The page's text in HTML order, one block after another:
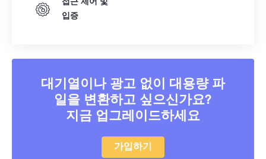
접근 제어 및
입증
대기열이나 광고 없이 대용량 파
일을 변환하고 싶으신가요?
지금 업그레이드하세요
가입하기